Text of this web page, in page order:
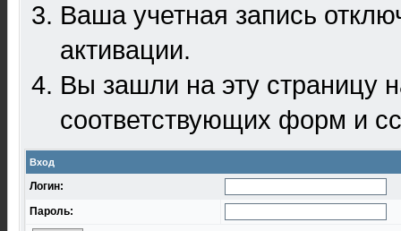
Ваша учетная запись
активации.
Вы зашли на эту
соответствующих форм и
Вход
Логин:
Пароль: